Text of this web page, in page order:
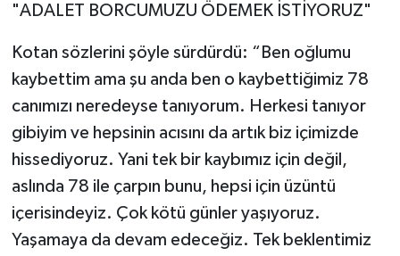
"ADALET BORCUMUZU ÖDEMEK İSTİYORUZ"
Kotan sözlerini şöyle sürdürdü: “Ben oğlumu
kaybettim ama şu anda ben o kaybettiğimiz 78
canımızı neredeyse tanıyorum. Herkesi tanıyor
gibiyim ve hepsinin acısını da artık biz içimizde
hissediyoruz. Yani tek bir kaybımız için değil,
aslında 78 ile çarpın bunu, hepsi için üzüntü
içerisindeyiz. Çok kötü günler yaşıyoruz.
Yaşamaya da devam edeceğiz. Tek beklentimiz